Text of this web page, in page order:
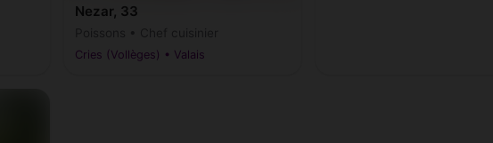
Nezar, 33
Cries (Vollèges) • Valais